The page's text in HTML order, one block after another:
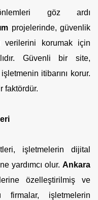
göz ardı
projelerinde, güvenlik
verilerini korumak için
Güvenli bir site,
itibarını korur.
faktördür.
işletmelerin dijital
yardımcı olur. Ankara
özelleştirilmiş ve
işletmelerin